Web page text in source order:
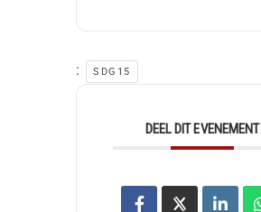
: SDG15
DEEL DIT EVENEMENT